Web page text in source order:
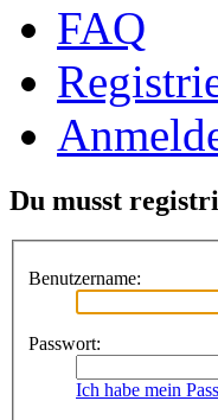
FAQ
Du musst
Benutzername:
Passwort:
Ich habe mein